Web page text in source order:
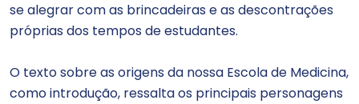
se alegrar com as brincadeiras e as descontrações
próprias dos tempos de estudantes.
O texto sobre as origens da nossa Escola de Medicina,
como introdução, ressalta os principais personagens